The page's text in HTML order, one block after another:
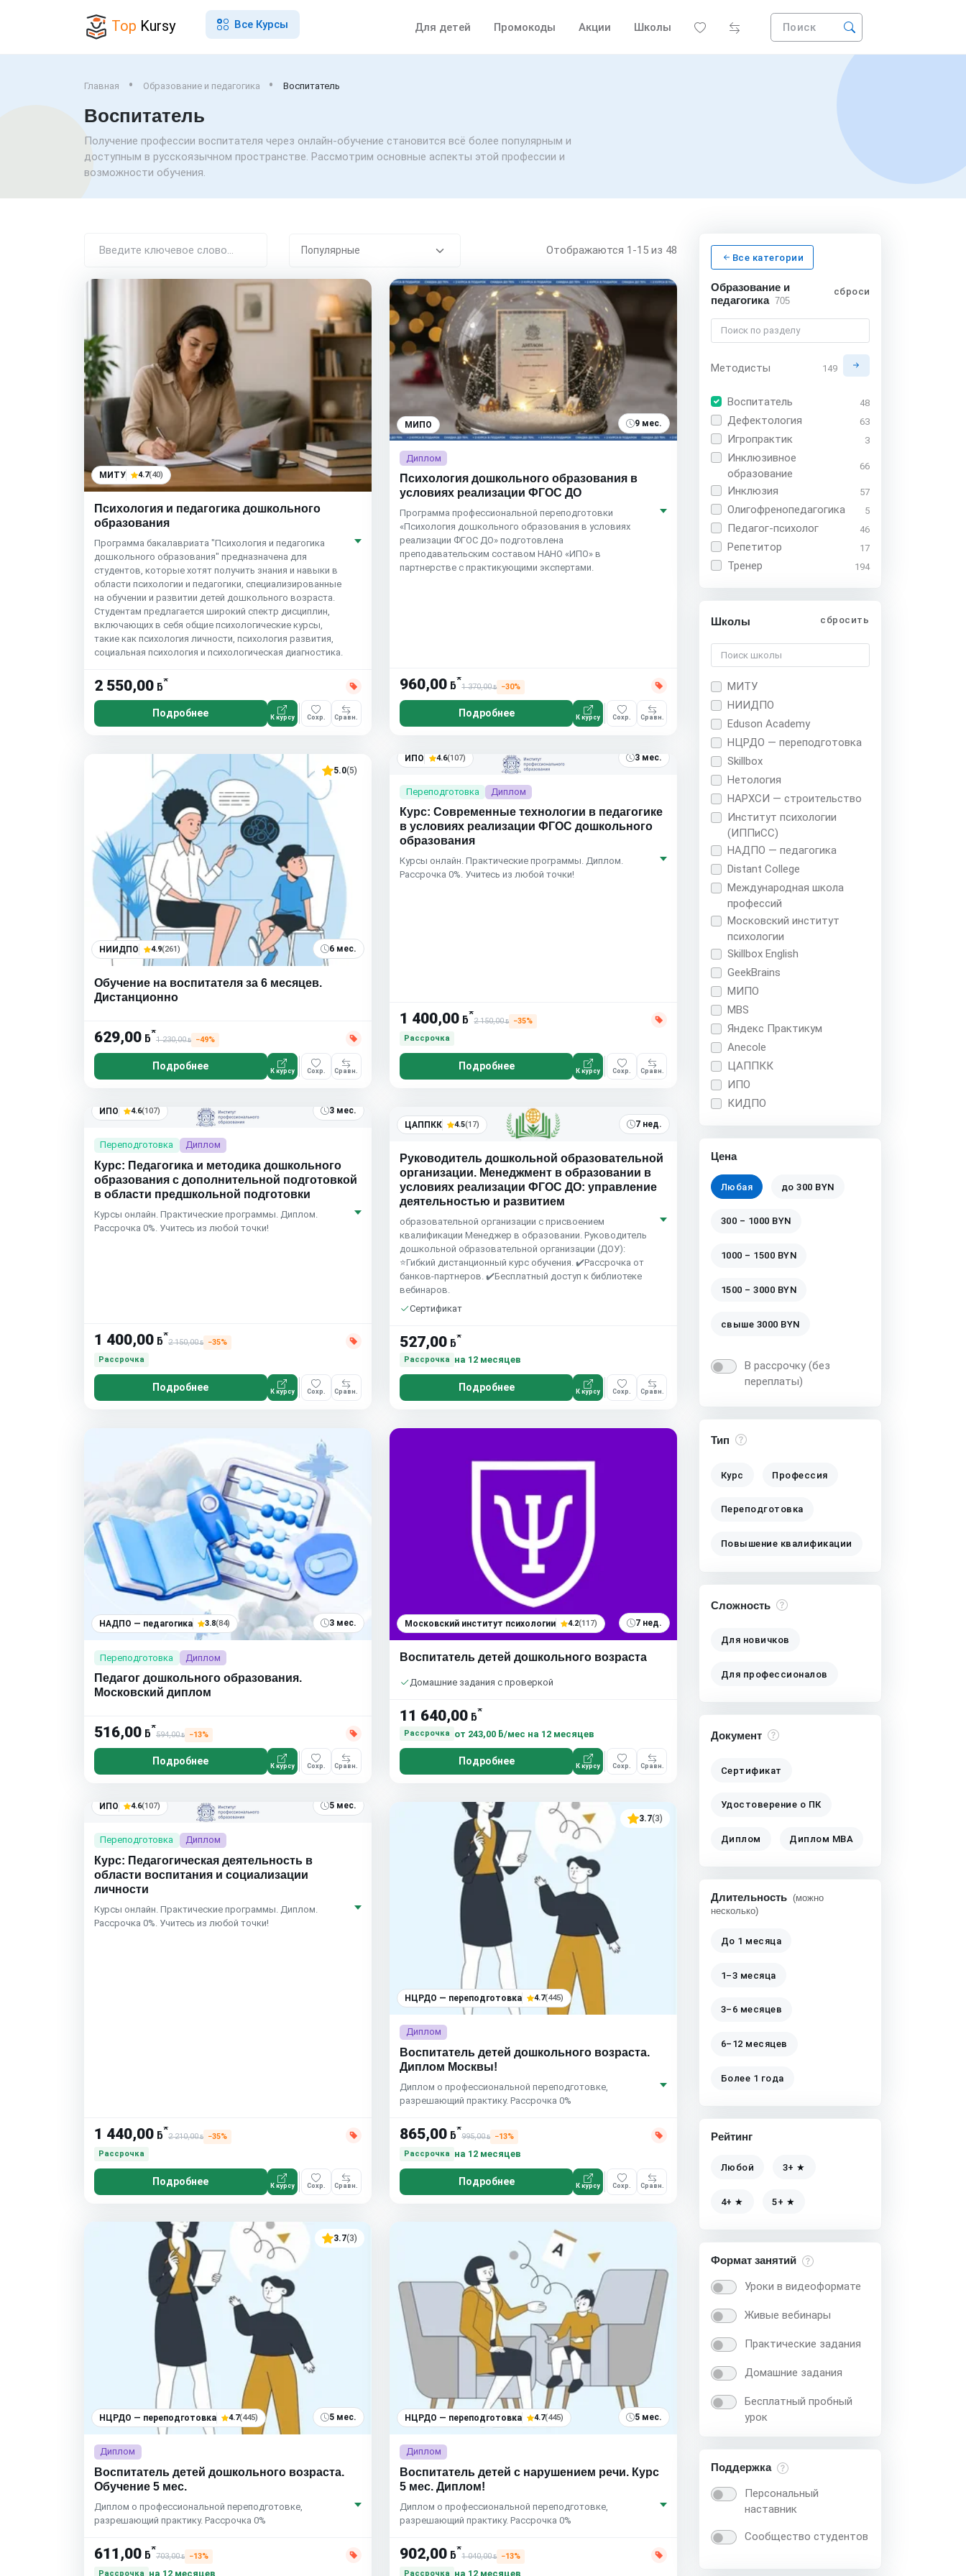
Top Kursy Все Курсы Для детей Промокоды Акции Школы Поиск
Главная Образование и педагогика Воспитатель
Воспитатель
Получение профессии воспитателя через онлайн-обучение становится всё более популярным и
доступным в русскоязычном пространстве. Рассмотрим основные аспекты этой профессии и
возможности обучения.
Отображаются 1-15 из 48
МИТУ 4.7(40)
Психология и педагогика дошкольного
образования
Программа бакалавриата "Психология и педагогика
дошкольного образования" предназначена для
студентов, которые хотят получить знания и навыки в
области психологии и педагогики, специализированные
на обучении и развитии детей дошкольного возраста.
Студентам предлагается широкий спектр дисциплин,
включающих в себя общие психологические курсы,
такие как психология личности, психология развития,
социальная психология и психологическая диагностика.
2 550,00 ƃ*
Подробнее К курсу Сохр. Сравн.
МИПО 9 мес.
Диплом
Психология дошкольного образования в
условиях реализации ФГОС ДО
Программа профессиональной переподготовки
«Психология дошкольного образования в условиях
реализации ФГОС ДО» подготовлена
преподавательским составом НАНО «ИПО» в
партнерстве с практикующими экспертами.
960,00 ƃ*
1 370,00ƃ −30%
Подробнее К курсу Сохр. Сравн.
5.0(5)
НИИДПО 4.9(261) 6 мес.
Обучение на воспитателя за 6 месяцев.
Дистанционно
629,00 ƃ*
1 230,00ƃ −49%
Подробнее К курсу Сохр. Сравн.
ИПО 4.6(107) 3 мес.
Переподготовка Диплом
Курс: Современные технологии в педагогике
в условиях реализации ФГОС дошкольного
образования
Курсы онлайн. Практические программы. Диплом.
Рассрочка 0%. Учитесь из любой точки!
1 400,00 ƃ*
2 150,00ƃ
−35%
Рассрочка
Подробнее К курсу Сохр. Сравн.
ИПО 4.6(107) 3 мес.
Переподготовка Диплом
Курс: Педагогика и методика дошкольного
образования с дополнительной подготовкой
в области предшкольной подготовки
Курсы онлайн. Практические программы. Диплом.
Рассрочка 0%. Учитесь из любой точки!
1 400,00 ƃ*
2 150,00ƃ
−35%
Рассрочка
Подробнее К курсу Сохр. Сравн.
ЦАППКК 4.5(17) 7 нед.
Руководитель дошкольной образовательной
организации. Менеджмент в образовании в
условиях реализации ФГОС ДО: управление
деятельностью и развитием
образовательной организации с присвоением
квалификации Менеджер в образовании. Руководитель
дошкольной образовательной организации (ДОУ):
⭐Гибкий дистанционный курс обучения. ✔️Рассрочка от
банков-партнеров. ✔️Бесплатный доступ к библиотеке
вебинаров.
Сертификат
527,00 ƃ*
Рассрочка на 12 месяцев
Подробнее К курсу Сохр. Сравн.
НАДПО — педагогика 3.8(84) 3 мес.
Переподготовка Диплом
Педагог дошкольного образования.
Московский диплом
516,00 ƃ*
594,00ƃ −13%
Подробнее К курсу Сохр. Сравн.
Московский институт психологии 4.2(117) 7 нед.
Воспитатель детей дошкольного возраста
Домашние задания с проверкой
11 640,00 ƃ*
Рассрочка от 243,00 ƃ/мес на 12 месяцев
Подробнее К курсу Сохр. Сравн.
ИПО 4.6(107) 5 мес.
Переподготовка Диплом
Курс: Педагогическая деятельность в
области воспитания и социализации
личности
Курсы онлайн. Практические программы. Диплом.
Рассрочка 0%. Учитесь из любой точки!
1 440,00 ƃ*
2 210,00ƃ
−35%
Рассрочка
Подробнее К курсу Сохр. Сравн.
3.7(3)
НЦРДО — переподготовка 4.7(445)
Диплом
Воспитатель детей дошкольного возраста.
Диплом Москвы!
Диплом о профессиональной переподготовке,
разрешающий практику. Рассрочка 0%
865,00 ƃ*
995,00ƃ
−13%
Рассрочка
на 12 месяцев
Подробнее К курсу Сохр. Сравн.
3.7(3)
НЦРДО — переподготовка 4.7(445) 5 мес.
Диплом
Воспитатель детей дошкольного возраста.
Обучение 5 мес.
Диплом о профессиональной переподготовке,
разрешающий практику. Рассрочка 0%
611,00 ƃ*
703,00ƃ
−13%
Рассрочка
на 12 месяцев
НЦРДО — переподготовка 4.7(445) 5 мес.
Диплом
Воспитатель детей с нарушением речи. Курс
5 мес. Диплом!
Диплом о профессиональной переподготовке,
разрешающий практику. Рассрочка 0%
902,00 ƃ*
1 040,00ƃ
−13%
Рассрочка
на 12 месяцев
Все категории
Образование и
педагогика 705
сбросить
Методисты 149
Воспитатель 48
Дефектология 63
Игропрактик 3
Инклюзивное
образование
66
Инклюзия 57
Олигофренопедагогика 5
Педагог-психолог 46
Репетитор 17
Тренер 194
Школы сбросить
МИТУ
НИИДПО
Eduson Academy
НЦРДО — переподготовка
Skillbox
Нетология
НАРХСИ — строительство
Институт психологии
(ИППиСС)
НАДПО — педагогика
Distant College
Международная школа
профессий
Московский институт
психологии
Skillbox English
GeekBrains
МИПО
MBS
Яндекс Практикум
Anecole
ЦАППКК
ИПО
КИДПО
Цена
Любая до 300 BYN
300 – 1000 BYN
1000 – 1500 BYN
1500 – 3000 BYN
свыше 3000 BYN
В рассрочку (без
переплаты)
Тип
Курс Профессия
Переподготовка
Повышение квалификации
Сложность
Для новичков
Для профессионалов
Документ
Сертификат
Удостоверение о ПК
Диплом Диплом MBA
Длительность (можно
несколько)
До 1 месяца
1–3 месяца
3–6 месяцев
6–12 месяцев
Более 1 года
Рейтинг
Любой 3+ ★
4+ ★ 5+ ★
Формат занятий
Уроки в видеоформате
Живые вебинары
Практические задания
Домашние задания
Бесплатный пробный
урок
Поддержка
Персональный
наставник
Сообщество студентов